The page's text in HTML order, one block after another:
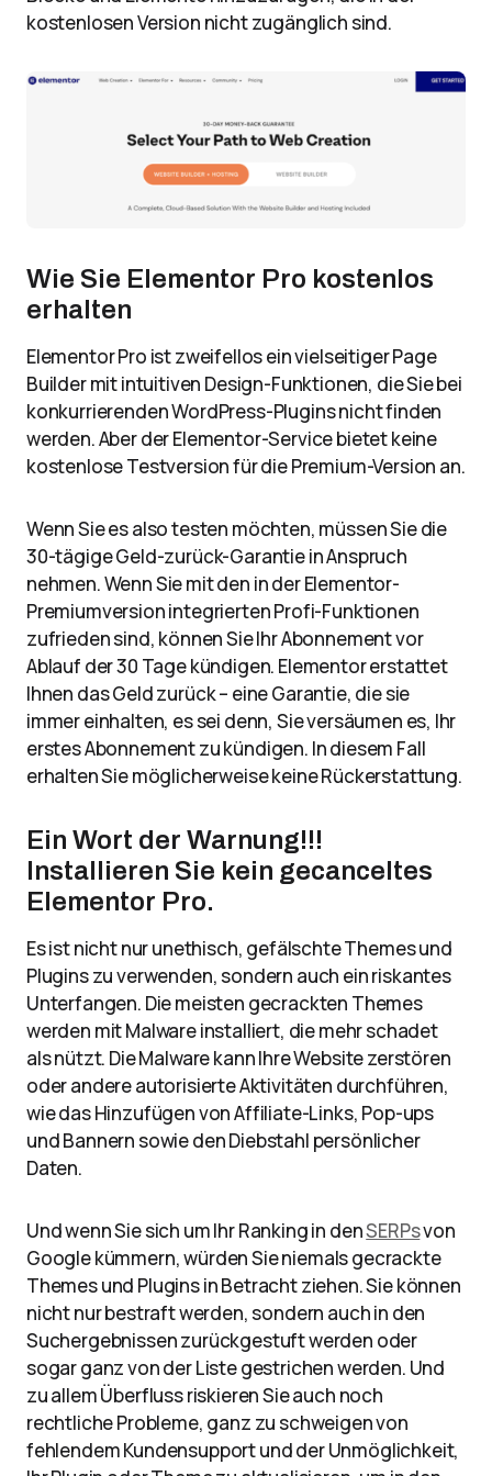
kostenlosen Version nicht zugänglich sind.
Wie Sie Elementor Pro kostenlos
erhalten
Elementor Pro ist zweifellos ein vielseitiger Page
Builder mit intuitiven Design-Funktionen, die Sie bei
konkurrierenden WordPress-Plugins nicht finden
werden. Aber der Elementor-Service bietet keine
kostenlose Testversion für die Premium-Version an.
Wenn Sie es also testen möchten, müssen Sie die
30-tägige Geld-zurück-Garantie in Anspruch
nehmen. Wenn Sie mit den in der Elementor-
Premiumversion integrierten Profi-Funktionen
zufrieden sind, können Sie Ihr Abonnement vor
Ablauf der 30 Tage kündigen. Elementor erstattet
Ihnen das Geld zurück – eine Garantie, die sie
immer einhalten, es sei denn, Sie versäumen es, Ihr
erstes Abonnement zu kündigen. In diesem Fall
erhalten Sie möglicherweise keine Rückerstattung.
Ein Wort der Warnung!!!
Installieren Sie kein gecanceltes
Elementor Pro.
Es ist nicht nur unethisch, gefälschte Themes und
Plugins zu verwenden, sondern auch ein riskantes
Unterfangen. Die meisten gecrackten Themes
werden mit Malware installiert, die mehr schadet
als nützt. Die Malware kann Ihre Website zerstören
oder andere autorisierte Aktivitäten durchführen,
wie das Hinzufügen von Affiliate-Links, Pop-ups
und Bannern sowie den Diebstahl persönlicher
Daten.
Und wenn Sie sich um Ihr Ranking in denSERPsvon
Google kümmern, würden Sie niemals gecrackte
Themes und Plugins in Betracht ziehen. Sie können
nicht nur bestraft werden, sondern auch in den
Suchergebnissen zurückgestuft werden oder
sogar ganz von der Liste gestrichen werden. Und
zu allem Überfluss riskieren Sie auch noch
rechtliche Probleme, ganz zu schweigen von
fehlendem Kundensupport und der Unmöglichkeit,